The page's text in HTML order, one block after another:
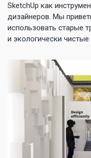
SketchUp как
дизайнеров. Мы
использовать старые
и экологически